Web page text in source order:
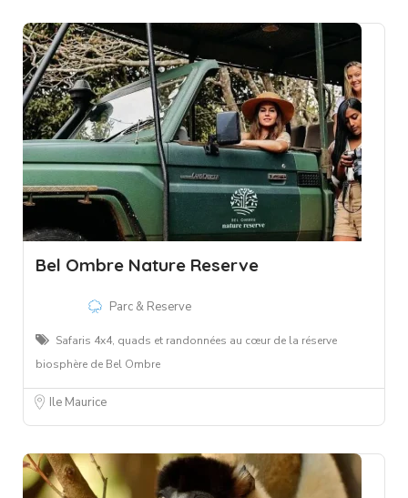
Bel Ombre Nature Reserve
Parc & Reserve
Safaris 4x4, quads et randonnées au cœur de la réserve
biosphère de Bel Ombre
Ile Maurice